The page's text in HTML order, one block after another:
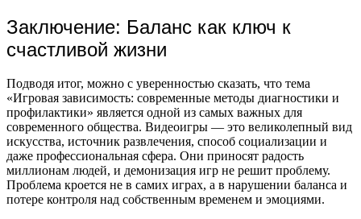
Заключение: Баланс как ключ к
счастливой жизни
Подводя итог, можно с уверенностью сказать, что тема
«Игровая зависимость: современные методы диагностики и
профилактики» является одной из самых важных для
современного общества. Видеоигры — это великолепный вид
искусства, источник развлечения, способ социализации и
даже профессиональная сфера. Они приносят радость
миллионам людей, и демонизация игр не решит проблему.
Проблема кроется не в самих играх, а в нарушении баланса и
потере контроля над собственным временем и эмоциями.